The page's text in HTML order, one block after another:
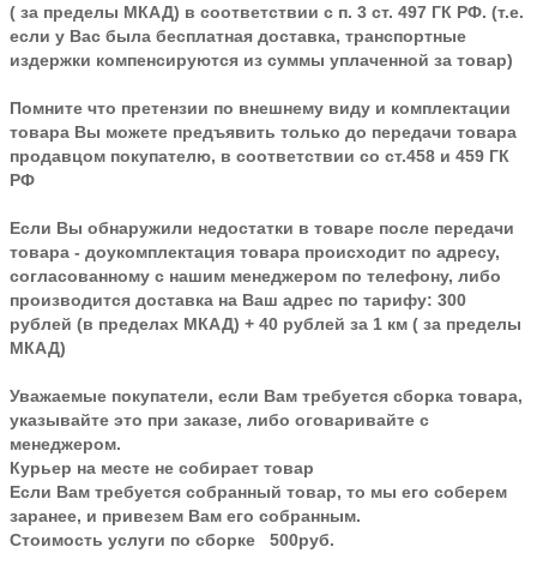
( за пределы МКАД) в соответствии с п. 3 ст. 497 ГК РФ. (т.е.
если у Вас была бесплатная доставка, транспортные
издержки компенсируются из суммы уплаченной за товар)
Помните что претензии по внешнему виду и комплектации
товара Вы можете предъявить только до передачи товара
продавцом покупателю, в соответствии со ст.458 и 459 ГК
РФ
Если Вы обнаружили недостатки в товаре после передачи
товара - доукомплектация товара происходит по адресу,
согласованному с нашим менеджером по телефону, либо
производится доставка на Ваш адрес по тарифу: 300
рублей (в пределах МКАД) + 40 рублей за 1 км ( за пределы
МКАД)
Уважаемые покупатели, если Вам требуется сборка товара,
указывайте это при заказе, либо оговаривайте с
менеджером.
Курьер на месте не собирает товар
Если Вам требуется собранный товар, то мы его соберем
заранее, и привезем Вам его собранным.
Стоимость услуги по сборке 500руб.